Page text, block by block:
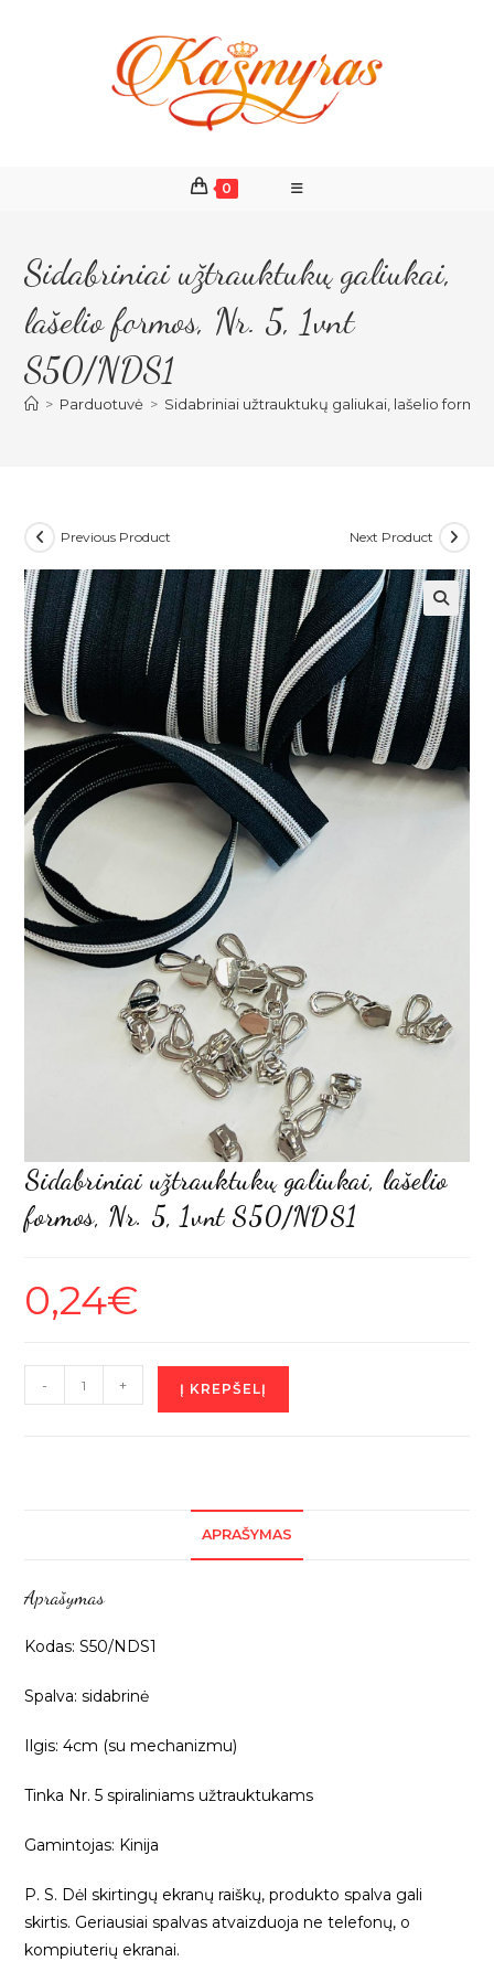
0
Sidabriniai užtrauktukų galiukai,
lašelio formos, Nr. 5, 1vnt
S50/NDS1
> Parduotuvė > Sidabriniai užtrauktukų galiukai, lašelio formos,
Previous Product Next Product
Sidabriniai užtrauktukų galiukai, lašelio
formos, Nr. 5, 1vnt S50/NDS1
0,24€
produkto
kiekis:
5,
S50/NDS1
- + Į KREPŠELĮ
APRAŠYMAS
Aprašymas
Kodas: S50/NDS1
Spalva: sidabrinė
Ilgis: 4cm (su mechanizmu)
Tinka Nr. 5 spiraliniams užtrauktukams
Gamintojas: Kinija
P. S. Dėl skirtingų ekranų raiškų, produkto spalva gali
skirtis. Geriausiai spalvas atvaizduoja ne telefonų, o
kompiuterių ekranai.